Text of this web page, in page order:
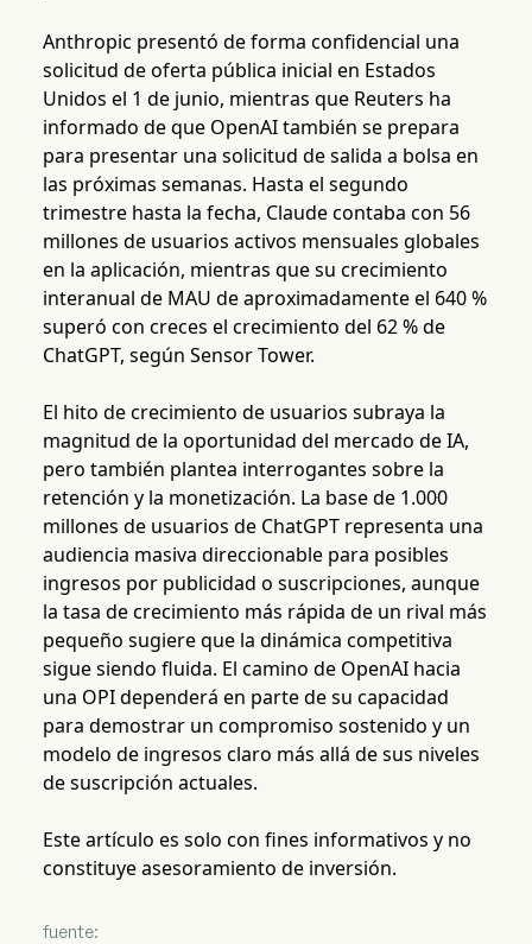
Anthropic presentó de forma confidencial una
solicitud de oferta pública inicial en Estados
Unidos el 1 de junio, mientras que Reuters ha
informado de que OpenAI también se prepara
para presentar una solicitud de salida a bolsa en
las próximas semanas. Hasta el segundo
trimestre hasta la fecha, Claude contaba con 56
millones de usuarios activos mensuales globales
en la aplicación, mientras que su crecimiento
interanual de MAU de aproximadamente el 640 %
superó con creces el crecimiento del 62 % de
ChatGPT, según Sensor Tower.
El hito de crecimiento de usuarios subraya la
magnitud de la oportunidad del mercado de IA,
pero también plantea interrogantes sobre la
retención y la monetización. La base de 1.000
millones de usuarios de ChatGPT representa una
audiencia masiva direccionable para posibles
ingresos por publicidad o suscripciones, aunque
la tasa de crecimiento más rápida de un rival más
pequeño sugiere que la dinámica competitiva
sigue siendo fluida. El camino de OpenAI hacia
una OPI dependerá en parte de su capacidad
para demostrar un compromiso sostenido y un
modelo de ingresos claro más allá de sus niveles
de suscripción actuales.
Este artículo es solo con fines informativos y no
constituye asesoramiento de inversión.
fuente: